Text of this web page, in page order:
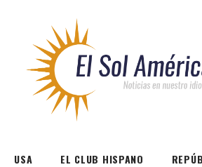
USA EL CLUB HISPANO